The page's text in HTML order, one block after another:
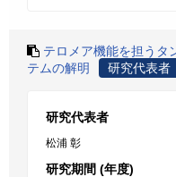
テロメア機能を担うタ
テムの解明
研究代表者
研究代表者
松浦 彰
研究期間 (年度)